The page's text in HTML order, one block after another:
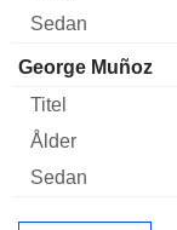
George Muñoz